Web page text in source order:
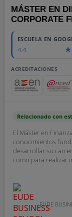
MÁSTER EN
CORPORATE
ESCUELA EN
4.4
ACREDITACIONES
Relacionado con
El Máster en
conocimientos
desarrollar su
como para realizar
EUDE